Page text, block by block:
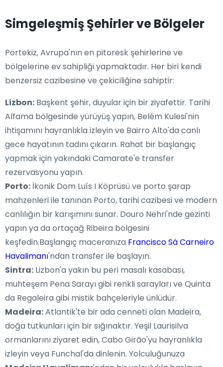
Simgeleşmiş Şehirler ve Bölgeler
Portekiz, Avrupa'nın en pitoresk şehirlerine ve
bölgelerine ev sahipliği yapmaktadır. Her biri kendi
benzersiz cazibesine ve çekiciliğine sahiptir:
Lizbon: Başkent şehir, duyular için bir ziyafettir. Tarihi
Alfama bölgesinde yürüyüş yapın, Belém Kulesi'nin
ihtişamını hayranlıkla izleyin ve Bairro Alto'da canlı
gece hayatının tadını çıkarın. Rahat bir başlangıç
yapmak için yakındaki Camarate'e transfer
rezervasyonu yapın.
Porto: İkonik Dom Luís I Köprüsü ve porto şarap
mahzenleri ile tanınan Porto, tarihi cazibesi ve modern
canlılığın bir karışımını sunar. Douro Nehri'nde gezinti
yapın ya da ortaçağ Ribeira bölgesini
keşfedin.Başlangıç maceranıza Francisco Sá Carneiro
Havalimanı'ndan transfer ile başlayın.
Sintra: Lizbon'a yakın bu peri masalı kasabası,
muhteşem Pena Sarayı gibi renkli sarayları ve Quinta
da Regaleira gibi mistik bahçeleriyle ünlüdür.
Madeira:Atlantik'te bir ada cenneti olan Madeira,
doğa tutkunları için bir sığınaktır. Yeşil Laurisilva
ormanlarını ziyaret edin, Cabo Girão'yu hayranlıkla
izleyin veya Funchal'da dinlenin. Yolculuğunuza